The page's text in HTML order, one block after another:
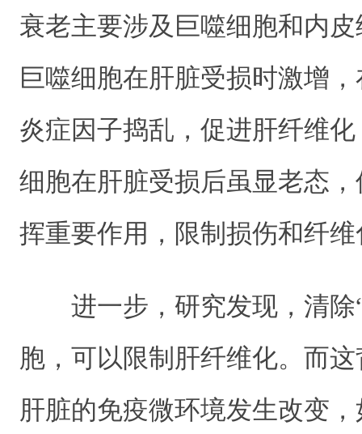
衰老主要涉及巨噬细胞和内
巨噬细胞在肝脏受损时激增
炎症因子捣乱，促进肝纤维
细胞在肝脏受损后虽显老态
挥重要作用，限制损伤和纤维
进一步，研究发现，清
胞，可以限制肝纤维化。而
肝脏的免疫微环境发生改变